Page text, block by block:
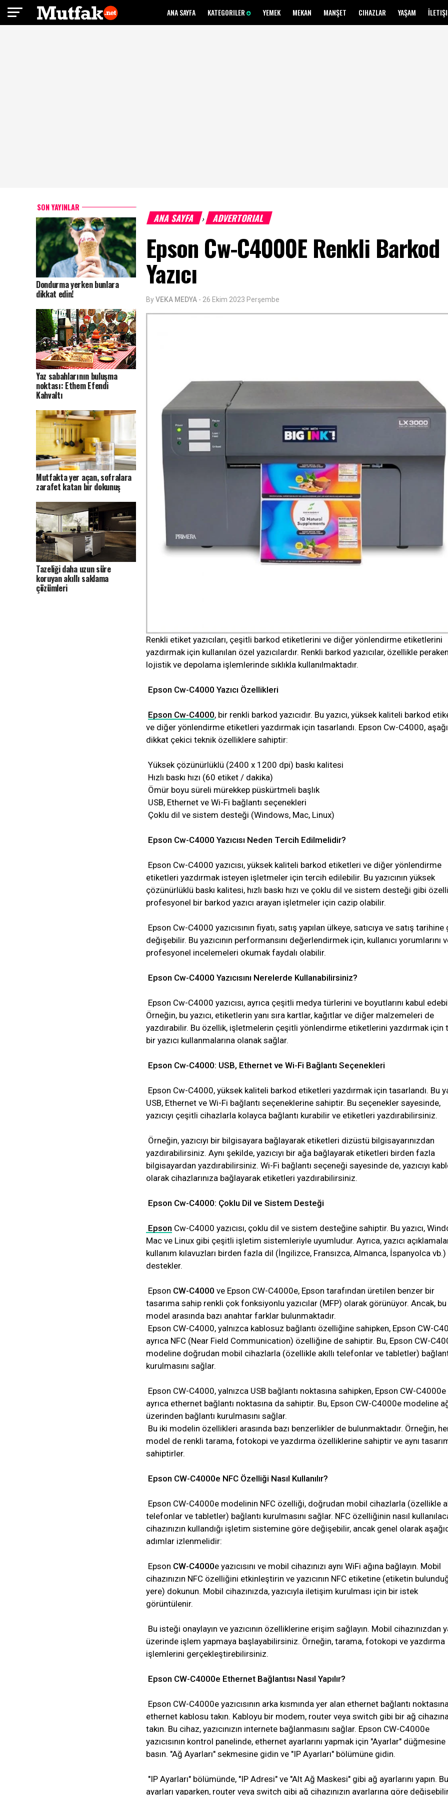
ANA SAYFA KATEGORILER YEMEK MEKAN MANŞET CIHAZLAR YAŞAM
SON YAYINLAR
Dondurma yerken bunlara
dikkat edin!
Yaz sabahlarının buluşma
noktası: Ethem Efendi
Kahvaltı
Mutfakta yer açan, sofralara
zarafet katan bir dokunuş
Tazeliği daha uzun süre
koruyan akıllı saklama
çözümleri
ANA SAYFA › ADVERTORIAL
Epson Cw-C4000E Renkli Barkod
Yazıcı
ByVEKA MEDYA - 26 Ekim 2023 Perşembe
Renkli etiket yazıcıları, çeşitli barkod etiketlerini ve diğer yönlendirme etiketlerini
yazdırmak için kullanılan özel yazıcılardır. Renkli barkod yazıcılar, özellikle
lojistik ve depolama işlemlerinde sıklıkla kullanılmaktadır.
Epson Cw-C4000 Yazıcı Özellikleri
Epson Cw-C4000, bir renkli barkod yazıcıdır. Bu yazıcı, yüksek kaliteli barkod
ve diğer yönlendirme etiketleri yazdırmak için tasarlandı. Epson Cw-C4000,
dikkat çekici teknik özelliklere sahiptir:
Yüksek çözünürlüklü (2400 x 1200 dpi) baskı kalitesi
Hızlı baskı hızı (60 etiket / dakika)
Ömür boyu süreli mürekkep püskürtmeli başlık
USB, Ethernet ve Wi-Fi bağlantı seçenekleri
Çoklu dil ve sistem desteği (Windows, Mac, Linux)
Epson Cw-C4000 Yazıcısı Neden Tercih Edilmelidir?
Epson Cw-C4000 yazıcısı, yüksek kaliteli barkod etiketleri ve diğer yönlendirme
etiketleri yazdırmak isteyen işletmeler için tercih edilebilir. Bu yazıcının yüksek
çözünürlüklü baskı kalitesi, hızlı baskı hızı ve çoklu dil ve sistem desteği gibi
profesyonel bir barkod yazıcı arayan işletmeler için cazip olabilir.
Epson Cw-C4000 yazıcısının fiyatı, satış yapılan ülkeye, satıcıya ve satış tarihine
değişebilir. Bu yazıcının performansını değerlendirmek için, kullanıcı yorumlarını
profesyonel incelemeleri okumak faydalı olabilir.
Epson Cw-C4000 Yazıcısını Nerelerde Kullanabilirsiniz?
Epson Cw-C4000 yazıcısı, ayrıca çeşitli medya türlerini ve boyutlarını kabul
Örneğin, bu yazıcı, etiketlerin yanı sıra kartlar, kağıtlar ve diğer malzemeleri de
yazdırabilir. Bu özellik, işletmelerin çeşitli yönlendirme etiketlerini yazdırmak için
bir yazıcı kullanmalarına olanak sağlar.
Epson Cw-C4000: USB, Ethernet ve Wi-Fi Bağlantı Seçenekleri
Epson Cw-C4000, yüksek kaliteli barkod etiketleri yazdırmak için tasarlandı. Bu
USB, Ethernet ve Wi-Fi bağlantı seçeneklerine sahiptir. Bu seçenekler sayesinde,
yazıcıyı çeşitli cihazlarla kolayca bağlantı kurabilir ve etiketleri yazdırabilirsiniz.
Örneğin, yazıcıyı bir bilgisayara bağlayarak etiketleri dizüstü bilgisayarınızdan
yazdırabilirsiniz. Aynı şekilde, yazıcıyı bir ağa bağlayarak etiketleri birden fazla
bilgisayardan yazdırabilirsiniz. Wi-Fi bağlantı seçeneği sayesinde de, yazıcıyı
olarak cihazlarınıza bağlayarak etiketleri yazdırabilirsiniz.
Epson Cw-C4000: Çoklu Dil ve Sistem Desteği
Epson Cw-C4000 yazıcısı, çoklu dil ve sistem desteğine sahiptir. Bu yazıcı,
Mac ve Linux gibi çeşitli işletim sistemleriyle uyumludur. Ayrıca, yazıcı
kullanım kılavuzları birden fazla dil (İngilizce, Fransızca, Almanca, İspanyolca vb.)
destekler.
Epson CW-C4000 ve Epson CW-C4000e, Epson tarafından üretilen benzer bir
tasarıma sahip renkli çok fonksiyonlu yazıcılar (MFP) olarak görünüyor. Ancak, bu
model arasında bazı anahtar farklar bulunmaktadır.
Epson CW-C4000, yalnızca kablosuz bağlantı özelliğine sahipken, Epson CW-
ayrıca NFC (Near Field Communication) özelliğine de sahiptir. Bu, Epson CW-
modeline doğrudan mobil cihazlarla (özellikle akıllı telefonlar ve tabletler)
kurulmasını sağlar.
Epson CW-C4000, yalnızca USB bağlantı noktasına sahipken, Epson CW-C4000e
ayrıca ethernet bağlantı noktasına da sahiptir. Bu, Epson CW-C4000e modeline
üzerinden bağlantı kurulmasını sağlar.
Bu iki modelin özellikleri arasında bazı benzerlikler de bulunmaktadır. Örneğin,
model de renkli tarama, fotokopi ve yazdırma özelliklerine sahiptir ve aynı
sahiptirler.
Epson CW-C4000e NFC Özelliği Nasıl Kullanılır?
Epson CW-C4000e modelinin NFC özelliği, doğrudan mobil cihazlarla (özellikle
telefonlar ve tabletler) bağlantı kurulmasını sağlar. NFC özelliğinin nasıl
cihazınızın kullandığı işletim sistemine göre değişebilir, ancak genel olarak
adımlar izlenmelidir:
Epson CW-C4000e yazıcısını ve mobil cihazınızı aynı WiFi ağına bağlayın. Mobil
cihazınızın NFC özelliğini etkinleştirin ve yazıcının NFC etiketine (etiketin
yere) dokunun. Mobil cihazınızda, yazıcıyla iletişim kurulması için bir istek
görüntülenir.
Bu isteği onaylayın ve yazıcının özelliklerine erişim sağlayın. Mobil cihazınızdan
üzerinde işlem yapmaya başlayabilirsiniz. Örneğin, tarama, fotokopi ve yazdırma
işlemlerini gerçekleştirebilirsiniz.
Epson CW-C4000e Ethernet Bağlantısı Nasıl Yapılır?
Epson CW-C4000e yazıcısının arka kısmında yer alan ethernet bağlantı
ethernet kablosu takın. Kabloyu bir modem, router veya switch gibi bir ağ
takın. Bu cihaz, yazıcınızın internete bağlanmasını sağlar. Epson CW-C4000e
yazıcısının kontrol panelinde, ethernet ayarlarını yapmak için "Ayarlar" düğmesine
basın. "Ağ Ayarları" sekmesine gidin ve "IP Ayarları" bölümüne gidin.
"IP Ayarları" bölümünde, "IP Adresi" ve "Alt Ağ Maskesi" gibi ağ ayarlarını yapın. Bu
ayarları yaparken, router veya switch gibi ağ cihazınızın ayarlarına göre